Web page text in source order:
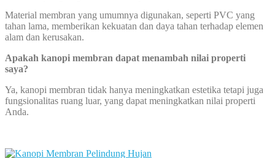
Material membran yang umumnya digunakan, seperti PVC yang
tahan lama, memberikan kekuatan dan daya tahan terhadap elemen
alam dan kerusakan.
Apakah kanopi membran dapat menambah nilai properti
saya?
Ya, kanopi membran tidak hanya meningkatkan estetika tetapi juga
fungsionalitas ruang luar, yang dapat meningkatkan nilai properti
Anda.